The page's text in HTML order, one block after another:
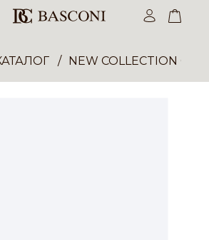
NEW COLLECTION